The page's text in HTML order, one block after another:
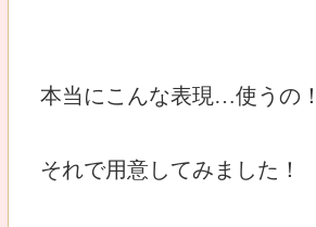
本当にこんな表現…使うの
それで用意してみました！